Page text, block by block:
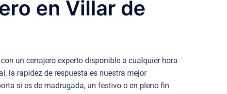
en Villar de
un cerrajero experto disponible a cualquier hora
la rapidez de respuesta es nuestra mejor
si es de madrugada, un festivo o en pleno fin